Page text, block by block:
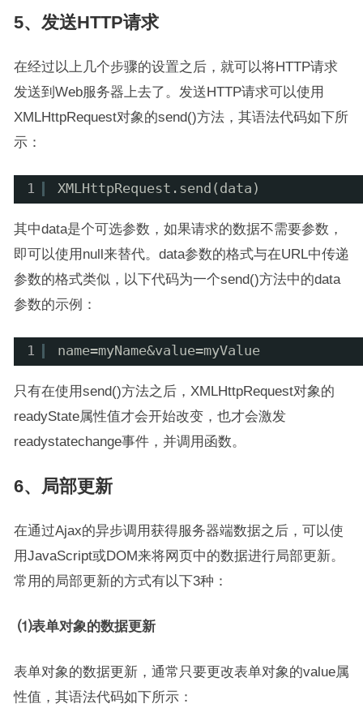
5、发送HTTP请求
在经过以上几个步骤的设置之后，就可以将HTTP请求
发送到Web服务器上去了。发送HTTP请求可以使用
XMLHttpRequest对象的send()方法，其语法代码如下所
示：
1 XMLHttpRequest.send(data)
其中data是个可选参数，如果请求的数据不需要参数，
即可以使用null来替代。data参数的格式与在URL中传递
参数的格式类似，以下代码为一个send()方法中的data
参数的示例：
1 name=myName&value=myValue
只有在使用send()方法之后，XMLHttpRequest对象的
readyState属性值才会开始改变，也才会激发
readystatechange事件，并调用函数。
6、局部更新
在通过Ajax的异步调用获得服务器端数据之后，可以使
用JavaScript或DOM来将网页中的数据进行局部更新。
常用的局部更新的方式有以下3种：
⑴表单对象的数据更新
表单对象的数据更新，通常只要更改表单对象的value属
性值，其语法代码如下所示：